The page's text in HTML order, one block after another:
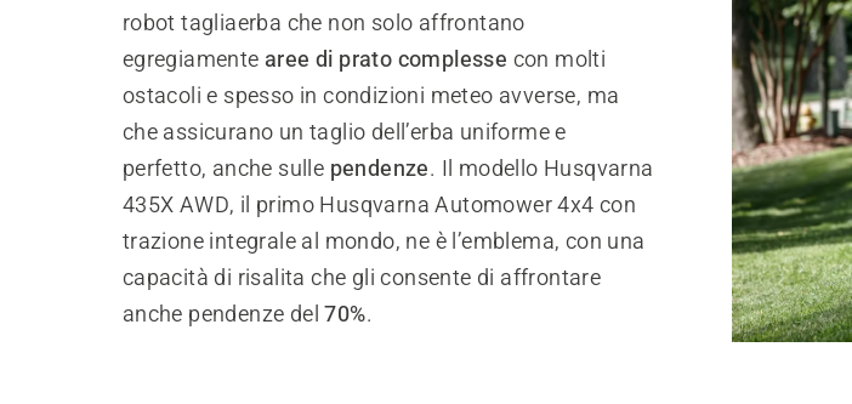
robot tagliaerba che non solo affrontano
egregiamente aree di prato complesse con molti
ostacoli e spesso in condizioni meteo avverse, ma
che assicurano un taglio dell’erba uniforme e
perfetto, anche sulle pendenze. Il modello Husqvarna
435X AWD, il primo Husqvarna Automower 4x4 con
trazione integrale al mondo, ne è l’emblema, con una
capacità di risalita che gli consente di affrontare
anche pendenze del70%.